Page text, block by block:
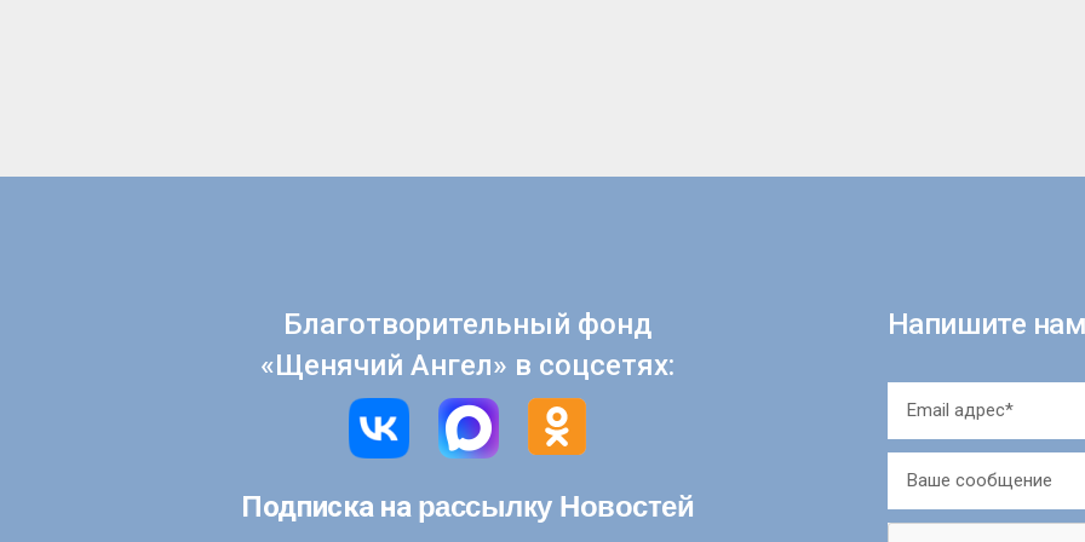
Благотворительный фонд
«Щенячий Ангел» в соцсетях:
Подписка на рассылку Новостей
Напишите